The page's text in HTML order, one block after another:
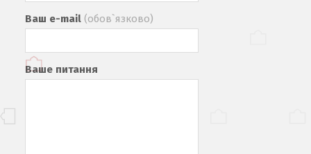
Ваш e-mail (обов`язково)
Ваше питання